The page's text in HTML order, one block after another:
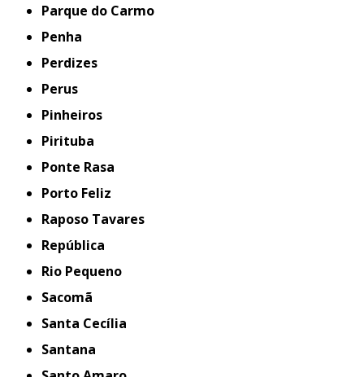
Parque do Carmo
Penha
Perdizes
Perus
Pinheiros
Pirituba
Ponte Rasa
Porto Feliz
Raposo Tavares
República
Rio Pequeno
Sacomã
Santa Cecília
Santana